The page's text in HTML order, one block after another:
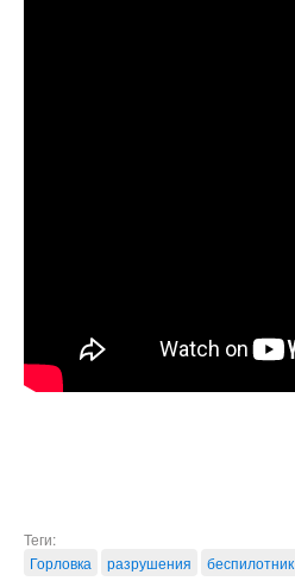
Теги:
Горловка
разрушения беспилотник